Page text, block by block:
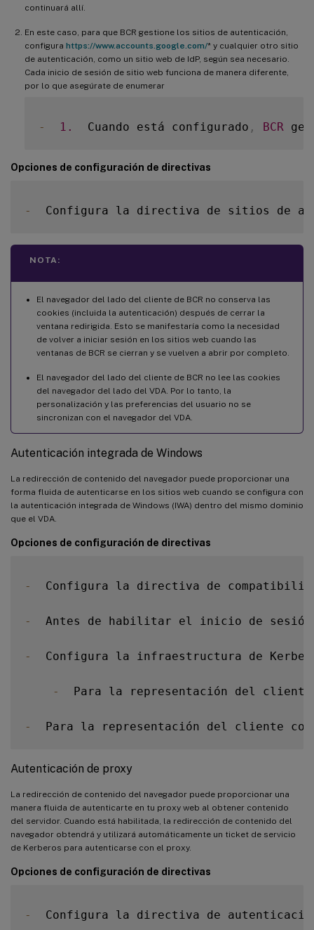
continuará allí.
En este caso, para que BCR gestione los sitios de autenticación,
configura https://www.accounts.google.com/* y cualquier otro sitio
de autenticación, como un sitio web de IdP, según sea necesario.
Cada inicio de sesión de sitio web funciona de manera diferente,
por lo que asegúrate de enumerar
- 1.
  Cuando está configurado
, BCR
Opciones de configuración de directivas
-
Configura la directiva de sitios de
NOTA:
El navegador del lado del cliente de BCR no conserva las
cookies (incluida la autenticación) después de cerrar la
ventana redirigida. Esto se manifestaría como la necesidad
de volver a iniciar sesión en los sitios web cuando las
ventanas de BCR se cierran y se vuelven a abrir por completo.
El navegador del lado del cliente de BCR no lee las cookies
del navegador del lado del VDA. Por lo tanto, la
personalización y las preferencias del usuario no se
sincronizan con el navegador del VDA.
Autenticación integrada de Windows
La redirección de contenido del navegador puede proporcionar una
forma fluida de autenticarse en los sitios web cuando se configura con
la autenticación integrada de Windows (IWA) dentro del mismo dominio
que el VDA.
Opciones de configuración de directivas
-
Configura la directiva de
-
Antes de habilitar el inicio de
-
Configura la infraestructura de
-
Para la representación del
-
Para la representación del cliente
Autenticación de proxy
La redirección de contenido del navegador puede proporcionar una
manera fluida de autenticarte en tu proxy web al obtener contenido
del servidor. Cuando está habilitada, la redirección de contenido del
navegador obtendrá y utilizará automáticamente un ticket de servicio
de Kerberos para autenticarse con el proxy.
Opciones de configuración de directivas
-
Configura la directiva de